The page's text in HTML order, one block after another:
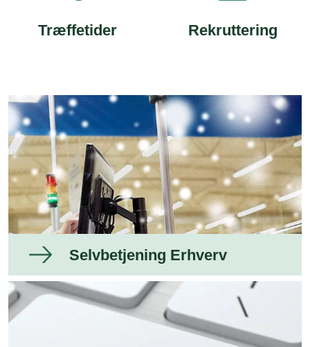
Træffetider Rekruttering
Selvbetjening Erhverv